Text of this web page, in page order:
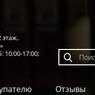
этаж,
10:00-17:00;
Отзывы